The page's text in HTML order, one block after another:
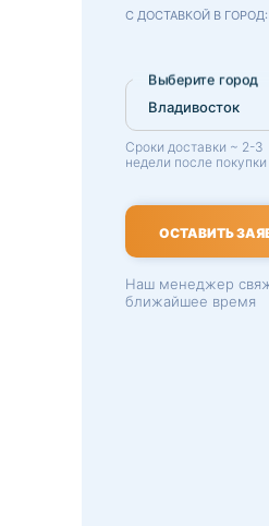
С ДОСТАВКОЙ В ГОРОД:
Выберите город
Сроки доставки ~ 2-3
недели после покупки
ОСТАВИТЬ
Наш менеджер
ближайшее время